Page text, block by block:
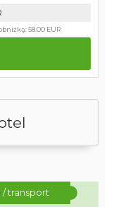
/ transport
58.00 EUR